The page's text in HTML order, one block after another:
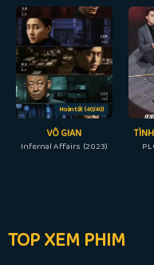
Hoàn tất (40/40)
VÔ GIAN
Infernal Affairs (2023)
TOP XEM PHIM